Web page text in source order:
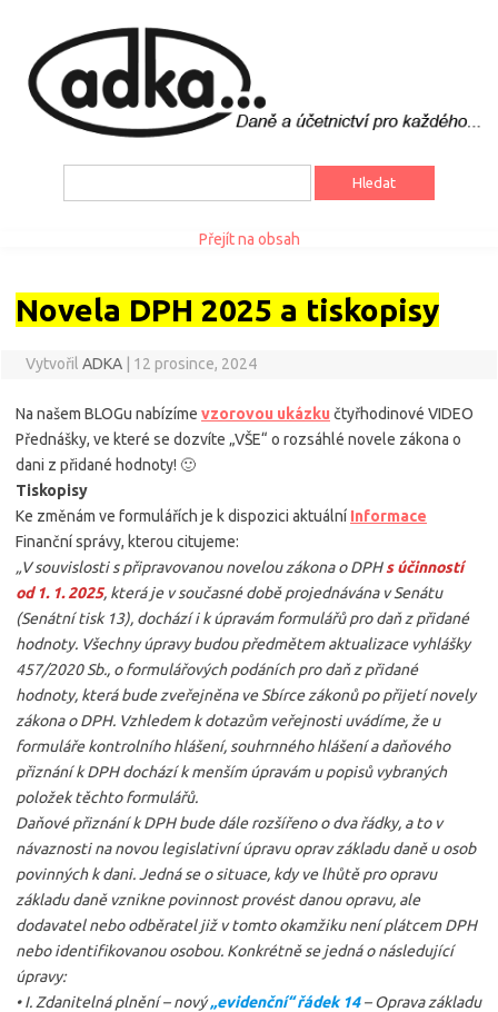
Vyhledávání
Přejít na obsah
Novela DPH 2025 a tiskopisy
Vytvořil ADKA | 12 prosince, 2024
Na našem BLOGu nabízíme vzorovou ukázku čtyřhodinové VIDEO
Přednášky, ve které se dozvíte „VŠE“ o rozsáhlé novele zákona o
dani z přidané hodnoty! 🙂
Tiskopisy
Ke změnám ve formulářích je k dispozici aktuální Informace
Finanční správy, kterou citujeme:
„V souvislosti s připravovanou novelou zákona o DPHs účinností
od 1. 1. 2025, která je v současné době projednávána v Senátu
(Senátní tisk 13), dochází i k úpravám formulářů pro daň z přidané
hodnoty. Všechny úpravy budou předmětem aktualizace vyhlášky
457/2020 Sb., o formulářových podáních pro daň z přidané
hodnoty, která bude zveřejněna ve Sbírce zákonů po přijetí novely
zákona o DPH. Vzhledem k dotazům veřejnosti uvádíme, že u
formuláře kontrolního hlášení, souhrnného hlášení a daňového
přiznání k DPH dochází k menším úpravám u popisů vybraných
položek těchto formulářů.
Daňové přiznání k DPH bude dále rozšířeno o dva řádky, a to v
návaznosti na novou legislativní úpravu oprav základu daně u osob
povinných k dani. Jedná se o situace, kdy ve lhůtě pro opravu
základu daně vznikne povinnost provést danou opravu, ale
dodavatel nebo odběratel již v tomto okamžiku není plátcem DPH
nebo identifikovanou osobou. Konkrétně se jedná o následující
úpravy:
• I. Zdanitelná plnění – nový„evidenční“ řádek 14– Oprava základu